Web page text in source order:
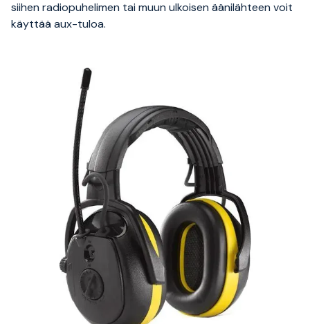
siihen radiopuhelimen tai muun ulkoisen äänilähteen voit
käyttää aux-tuloa.